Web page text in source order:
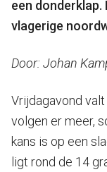
een donderklap.
vlagerige
Door: Johan
Vrijdagavond
volgen er meer,
kans is op een
ligt rond de 14